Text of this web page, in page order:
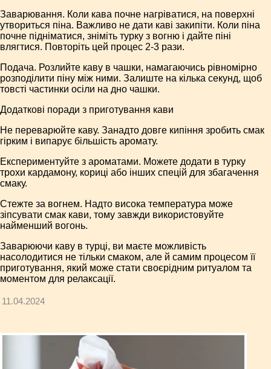
Заварювання. Коли кава почне нагріватися, на поверхні
утвориться піна. Важливо не дати каві закипіти. Коли піна
почне підніматися, зніміть турку з вогню і дайте піні
влягтися. Повторіть цей процес 2-3 рази.
Подача. Розлийте каву в чашки, намагаючись рівномірно
розподілити піну між ними. Залиште на кілька секунд, щоб
товсті частинки осіли на дно чашки.
Додаткові поради з приготування кави
Не переварюйте каву. Занадто довге кипіння зробить смак
гірким і випарує більшість аромату.
Експериментуйте з ароматами. Можете додати в турку
трохи кардамону, кориці або інших спецій для збагачення
смаку.
Стежте за вогнем. Надто висока температура може
зіпсувати смак кави, тому завжди використовуйте
найменший вогонь.
Заварюючи каву в турці, ви маєте можливість
насолодитися не тільки смаком, але й самим процесом її
приготування, який може стати своєрідним ритуалом та
моментом для релаксації.
11.04.2024